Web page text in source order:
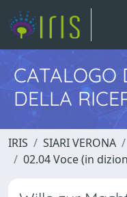
CATALOGO
DELLA
IRIS SIARI VERONA
02.04 Voce (in